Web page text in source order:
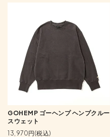
GOHEMP ゴーヘンプ ヘンプクルー
スウェット
13,970円(税込)